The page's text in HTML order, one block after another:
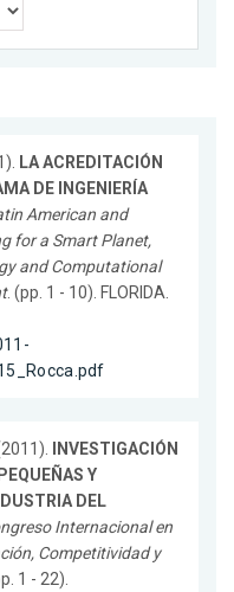
LA ACREDITACIÓN
DE INGENIERÍA
American and
for a Smart Planet,
and Computational
. (pp. 1 - 10). FLORIDA.
INVESTIGACIÓN
Y
DEL
Internacional en
Competitividad y
1 - 22).